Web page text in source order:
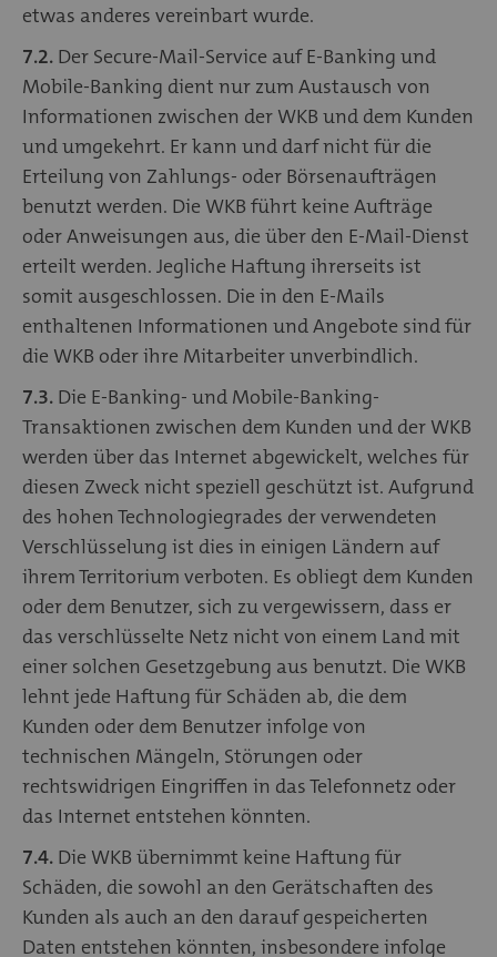
etwas anderes vereinbart wurde.
7.2. Der Secure-Mail-Service auf E-Banking und
Mobile-Banking dient nur zum Austausch von
Informationen zwischen der WKB und dem Kunden
und umgekehrt. Er kann und darf nicht für die
Erteilung von Zahlungs- oder Börsenaufträgen
benutzt werden. Die WKB führt keine Aufträge
oder Anweisungen aus, die über den E-Mail-Dienst
erteilt werden. Jegliche Haftung ihrerseits ist
somit ausgeschlossen. Die in den E-Mails
enthaltenen Informationen und Angebote sind für
die WKB oder ihre Mitarbeiter unverbindlich.
7.3. Die E-Banking- und Mobile-Banking-
Transaktionen zwischen dem Kunden und der WKB
werden über das Internet abgewickelt, welches für
diesen Zweck nicht speziell geschützt ist. Aufgrund
des hohen Technologiegrades der verwendeten
Verschlüsselung ist dies in einigen Ländern auf
ihrem Territorium verboten. Es obliegt dem Kunden
oder dem Benutzer, sich zu vergewissern, dass er
das verschlüsselte Netz nicht von einem Land mit
einer solchen Gesetzgebung aus benutzt. Die WKB
lehnt jede Haftung für Schäden ab, die dem
Kunden oder dem Benutzer infolge von
technischen Mängeln, Störungen oder
rechtswidrigen Eingriffen in das Telefonnetz oder
das Internet entstehen könnten.
7.4. Die WKB übernimmt keine Haftung für
Schäden, die sowohl an den Gerätschaften des
Kunden als auch an den darauf gespeicherten
Daten entstehen könnten, insbesondere infolge